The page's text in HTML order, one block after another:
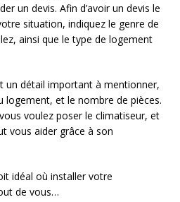
un devis. Afin d’avoir un devis le
situation, indiquez le genre de
ainsi que le type de logement
un détail important à mentionner,
logement, et le nombre de pièces.
voulez poser le climatiseur, et
vous aider grâce à son
idéal où installer votre
de vous…